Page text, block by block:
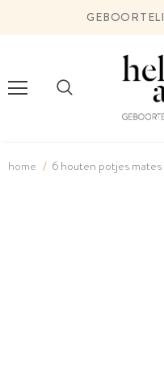
home 6 houten potjes